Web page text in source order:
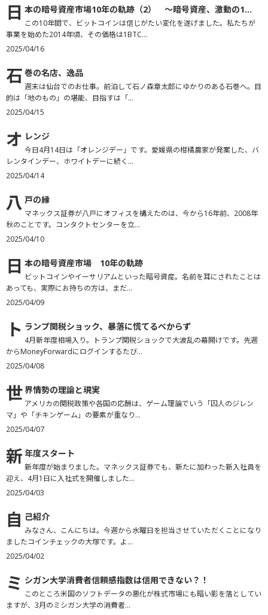
日 本の暗号資産市場10年の軌跡（2） ～暗号資産、激動の1...
この10年間で、ビットコインは信じがたい変化を遂げました。私たちが
事業を始めた2014年頃、その価格は1BTC...
2025/04/16
石 巻の名店、逸品
週末は仙台でのお仕事。前泊して石ノ森章太郎にゆかりのある石巻へ。目
的は「地のもの」の堪能、目指すは「...
2025/04/15
オ レンジ
今日4月14日は「オレンジデー」です。愛媛県の柑橘農家が発案した、バ
レンタインデー、ホワイトデーに続く...
2025/04/14
八 戸の縁
マネックス証券が八戸にオフィスを構えたのは、今から16年前、2008年
秋のことです。コンタクトセンターを立...
2025/04/10
日 本の暗号資産市場 10年の軌跡
ビットコインやイーサリアムといった暗号資産。名前を耳にされたことは
あっても、実際にお持ちの方は、まだ...
2025/04/09
ト ランプ関税ショック、暴落に慌てるべからず
4月新年度相場入り。トランプ関税ショックで大波乱の幕開けです。先週
からMoneyForwardにログインするたび...
2025/04/08
世界情勢の理論と現実
アメリカの関税政策や各国の応酬は、ゲーム理論でいう「囚人のジレン
マ」や「チキンゲーム」の要素が重なり...
2025/04/07
新 年度スタート
新年度が始まりました。マネックス証券でも、新たに加わった新入社員を
迎え、4月1日に入社式を開催しました...
2025/04/03
自 己紹介
みなさん、こんにちは。今週から水曜日を担当させていただくことになり
ましたコインチェックの大塚です。よ...
2025/04/02
ミ シガン大学消費者信頼感指数は信用できない？！
このところ米国のソフトデータの悪化が株式市場にも暗い影を落としてい
ますが、3月のミシガン大学の消費者...